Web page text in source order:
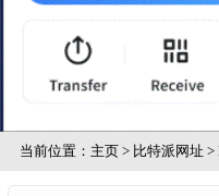
当前位置： 主页> 比特派网址 >